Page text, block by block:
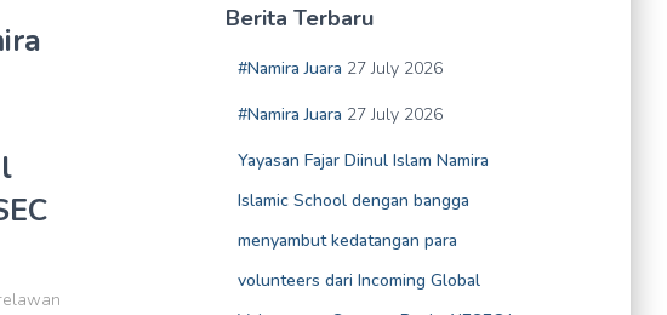
Berita Terbaru
#Namira Juara 27 July 2026
#Namira Juara 27 July 2026
Yayasan Fajar Diinul Islam Namira
Islamic School dengan bangga
menyambut kedatangan para
volunteers dari Incoming Global